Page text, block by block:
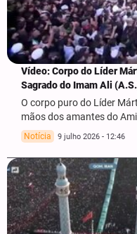
Vídeo: Corpo do Líder
Sagrado do Imam Ali
O corpo puro do Líder
mãos dos amantes do
Notícia 9 julho 2026 - 12:46